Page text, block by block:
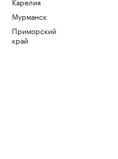
Мурманск
Приморский
край